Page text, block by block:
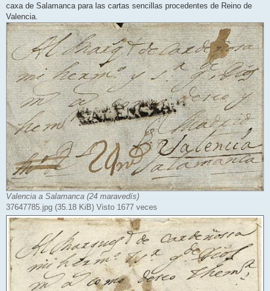
caxa de Salamanca para las cartas sencillas procedentes de Reino de
Valencia.
Valencia a Salamanca (24 maravedís)
37647785.jpg (35.18 KiB) Visto 1677 veces